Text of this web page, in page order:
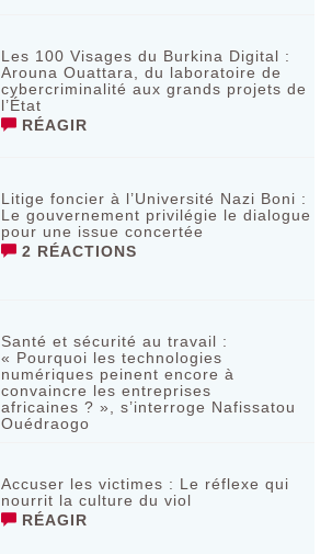
Les 100 Visages du Burkina Digital :
Arouna Ouattara, du laboratoire de
cybercriminalité aux grands projets de
l’État
RÉAGIR
Litige foncier à l’Université Nazi Boni :
Le gouvernement privilégie le dialogue
pour une issue concertée
2 RÉACTIONS
Santé et sécurité au travail :
« Pourquoi les technologies
numériques peinent encore à
convaincre les entreprises
africaines ? », s’interroge Nafissatou
Ouédraogo
Accuser les victimes : Le réflexe qui
nourrit la culture du viol
RÉAGIR